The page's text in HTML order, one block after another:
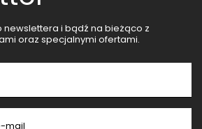
newslettera i bądź na bieżąco z
oraz specjalnymi ofertami.
mail